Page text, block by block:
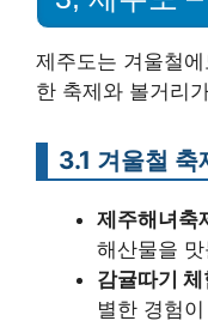
제주도는 겨울철
한 축제와 볼거리
3.1 겨울철 축
제주해녀축
해산물을
감귤따기 체
별한 경험